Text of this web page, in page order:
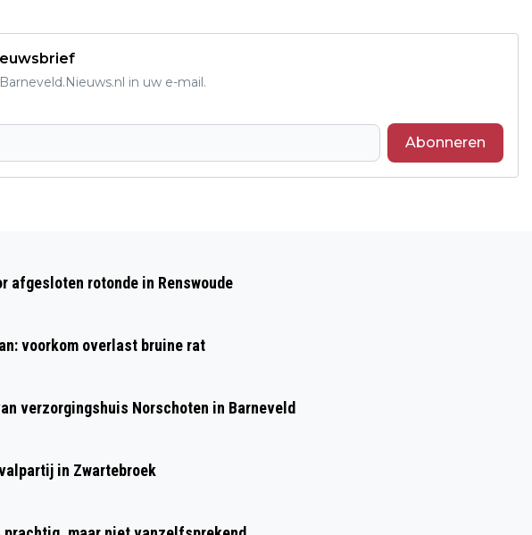
in uw e-mail.
Abonneren
EEN
AANRIJDING IN HARSKAMP
afgesloten rotonde in Renswoude
voorkom overlast bruine rat
verzorgingshuis Norschoten in Barneveld
in Zwartebroek